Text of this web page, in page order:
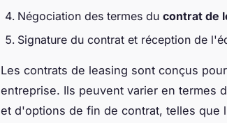
Négociation des termes du contrat de
Signature du contrat et réception de
Les contrats de leasing sont conçus
entreprise. Ils peuvent varier en termes
et d'options de fin de contrat, telles que